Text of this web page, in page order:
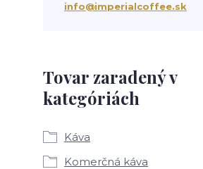
Tovar zaradený v
kategóriách
Káva
Komerčná káva
info@imperialcoffee.sk